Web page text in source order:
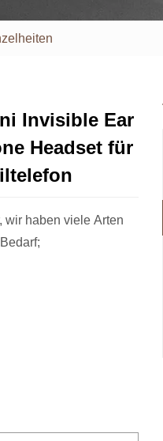
Invisible Ear
Headset für
wir haben viele Arten